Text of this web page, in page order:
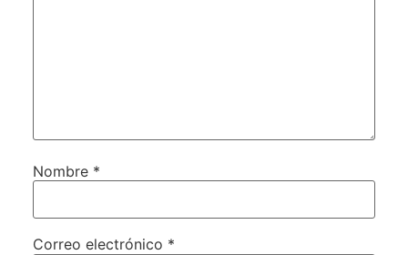
Nombre *
Correo electrónico *